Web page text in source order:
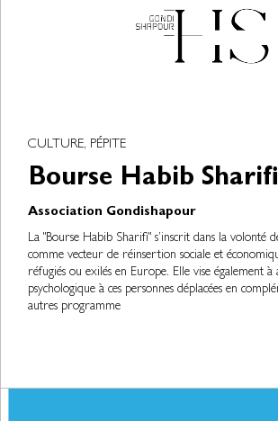
CULTURE, PÉPITE
Bourse Habib Sharifi
Association Gondishapour
La "Bourse Habib Sharifi" s’inscrit dans la volonté
comme vecteur de réinsertion sociale et
réfugiés ou exilés en Europe. Elle vise également
psychologique à ces personnes déplacées en
autres programme